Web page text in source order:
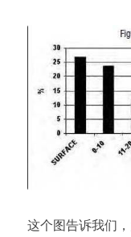
这个图告诉我们